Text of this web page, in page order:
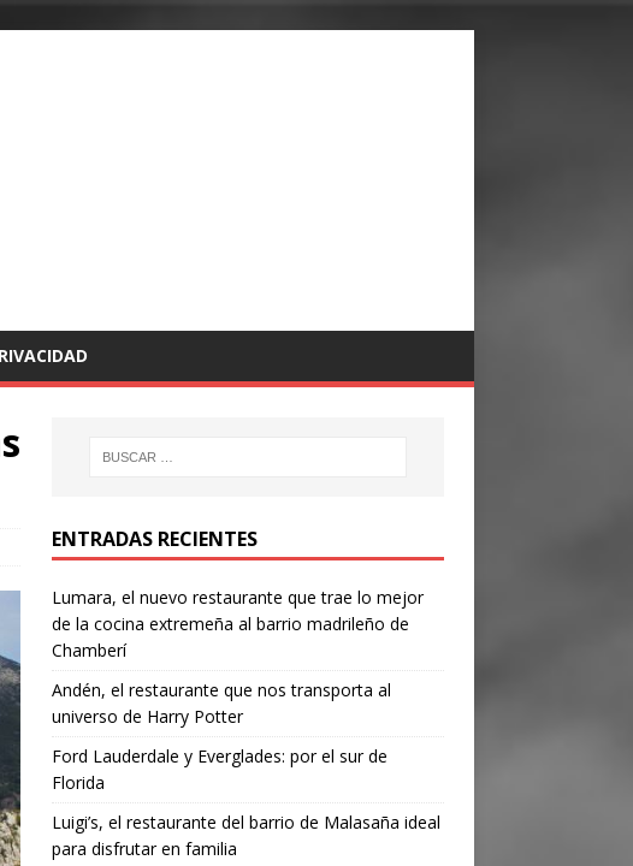
ENTRADAS RECIENTES
Lumara, el nuevo restaurante que trae lo mejor
de la cocina extremeña al barrio madrileño de
Chamberí
Andén, el restaurante que nos transporta al
universo de Harry Potter
Ford Lauderdale y Everglades: por el sur de
Florida
Luigi’s, el restaurante del barrio de Malasaña ideal
para disfrutar en familia